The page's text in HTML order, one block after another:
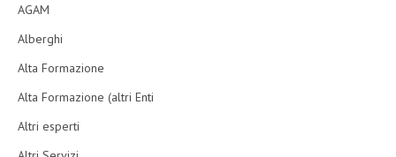
AGAM
Alberghi
Alta Formazione
Alta Formazione (altri Enti
Altri esperti